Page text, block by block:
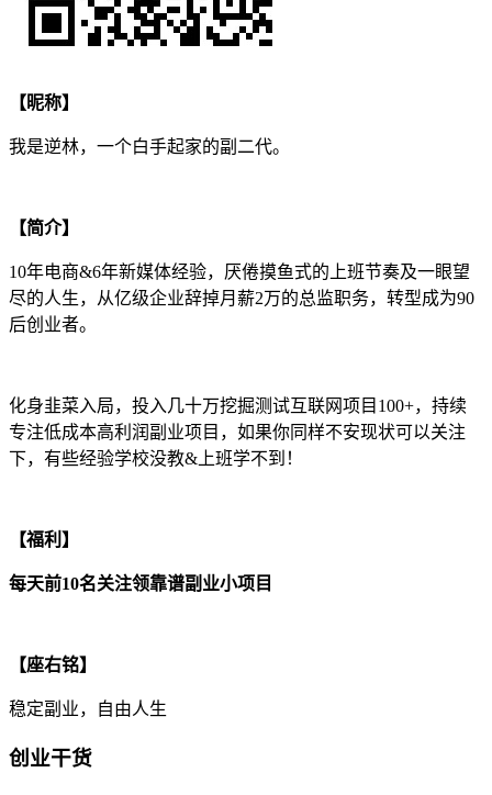
【昵称】
我是逆林，一个白手起家的副二代。
【简介】
10年电商&6年新媒体经验，厌倦摸鱼式的上班节奏及一眼望
尽的人生，从亿级企业辞掉月薪2万的总监职务，转型成为90
后创业者。
化身韭菜入局，投入几十万挖掘测试互联网项目100+，持续
专注低成本高利润副业项目，如果你同样不安现状可以关注
下，有些经验学校没教&上班学不到！
【福利】
每天前10名关注领靠谱副业小项目
【座右铭】
稳定副业，自由人生
创业干货